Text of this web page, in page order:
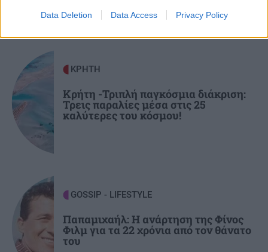
Data Deletion Data Access Privacy Policy
Εγκλωβισμένοι στην "κόλαση" της
Αττικοβοιωτίας: Η ολονύχτια μάχη της
διάσωσης (βίντεο)
GOSSIP - LIFESTYLE
Λασκαράκη: Διακοπές στο Ρέθυμνο της Κρήτης
ΚΡΗΤΗ
Κρήτη -Τριπλή παγκόσμια διάκριση:
Τρεις παραλίες μέσα στις 25
καλύτερες του κόσμου!
GOSSIP - LIFESTYLE
Παπαμιχαήλ: Η ανάρτηση της Φίνος
Φιλμ για τα 22 χρόνια από τον θάνατο
του